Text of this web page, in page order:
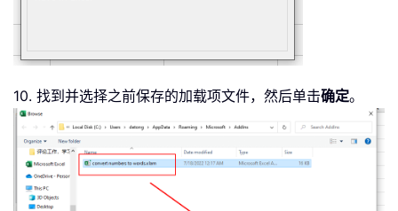
10. 找到并选择之前保存的加载项文件，然后单击确定。